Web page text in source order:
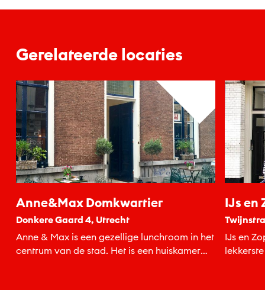
Gerelateerde locaties
Anne&Max Domkwartier
Donkere Gaard 4, Utrecht
Anne & Max is een gezellige lunchroom in het
centrum van de stad. Het is een huiskamer
IJs en
IJs en